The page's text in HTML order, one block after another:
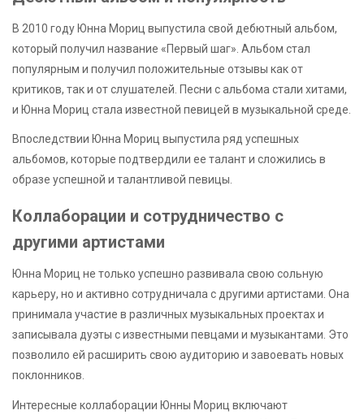
В 2010 году Юнна Мориц выпустила свой дебютный альбом,
который получил название «Первый шаг». Альбом стал
популярным и получил положительные отзывы как от
критиков, так и от слушателей. Песни с альбома стали хитами,
и Юнна Мориц стала известной певицей в музыкальной среде.
Впоследствии Юнна Мориц выпустила ряд успешных
альбомов, которые подтвердили ее талант и сложились в
образе успешной и талантливой певицы.
Коллаборации и сотрудничество с
другими артистами
Юнна Мориц не только успешно развивала свою сольную
карьеру, но и активно сотрудничала с другими артистами. Она
принимала участие в различных музыкальных проектах и
записывала дуэты с известными певцами и музыкантами. Это
позволило ей расширить свою аудиторию и завоевать новых
поклонников.
Интересные коллаборации Юнны Мориц включают